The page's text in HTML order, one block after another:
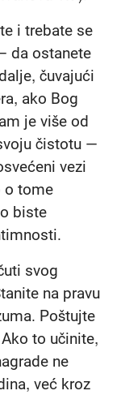
i trebate se
da ostanete
čuvajući
ako Bog
je više od
čistotu —
vezi
o tome
biste
svog
na pravu
Poštujte
to učinite,
ne
već kroz